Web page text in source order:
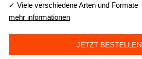
✓ Viele verschiedene Arten und Formate
mehr informationen
JETZT BESTELLEN